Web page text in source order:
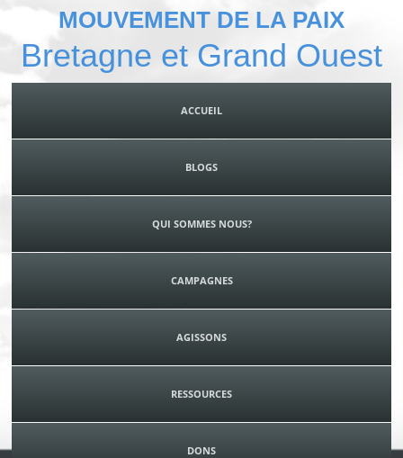
MOUVEMENT DE LA PAIX
Bretagne et Grand Ouest
ACCUEIL
BLOGS
QUI SOMMES NOUS?
CAMPAGNES
AGISSONS
RESSOURCES
DONS